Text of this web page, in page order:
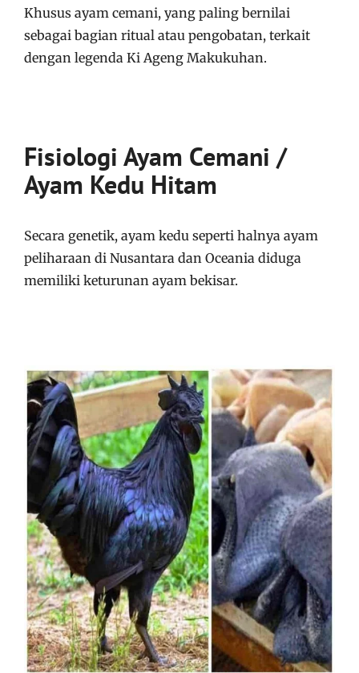
Khusus ayam cemani, yang paling bernilai
sebagai bagian ritual atau pengobatan, terkait
dengan legenda Ki Ageng Makukuhan.
Fisiologi Ayam Cemani /
Ayam Kedu Hitam
Secara genetik, ayam kedu seperti halnya ayam
peliharaan di Nusantara dan Oceania diduga
memiliki keturunan ayam bekisar.